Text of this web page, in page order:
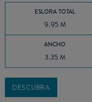
ESLORA TOTAL
9.95 M
ANCHO
3.35 M
DESCUBRA